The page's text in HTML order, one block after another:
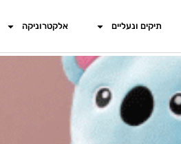
תיקים ונעליים אלקטרוניקה